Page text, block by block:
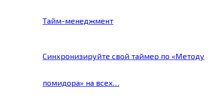
Тайм-менеджмент
Синхронизируйте свой таймер по «Методу
помидора» на всех…